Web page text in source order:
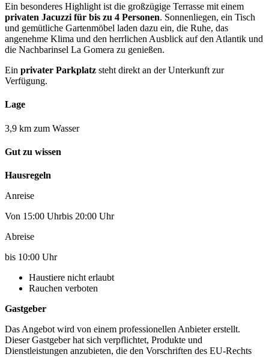
Ein besonderes Highlight ist die großzügige Terrasse mit einem
privaten Jacuzzi für bis zu 4 Personen. Sonnenliegen, ein Tisch
und gemütliche Gartenmöbel laden dazu ein, die Ruhe, das
angenehme Klima und den herrlichen Ausblick auf den Atlantik und
die Nachbarinsel La Gomera zu genießen.
Ein privater Parkplatz steht direkt an der Unterkunft zur
Verfügung.
Lage
3,9 km zum Wasser
Gut zu wissen
Hausregeln
Anreise
Von 15:00 Uhrbis 20:00 Uhr
Abreise
bis 10:00 Uhr
Haustiere nicht erlaubt
Rauchen verboten
Gastgeber
Das Angebot wird von einem professionellen Anbieter erstellt.
Dieser Gastgeber hat sich verpflichtet, Produkte und
Dienstleistungen anzubieten, die den Vorschriften des EU-Rechts